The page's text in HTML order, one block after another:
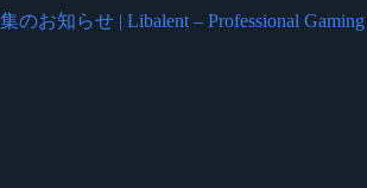
のお知らせ | Libalent – Professional Gaming